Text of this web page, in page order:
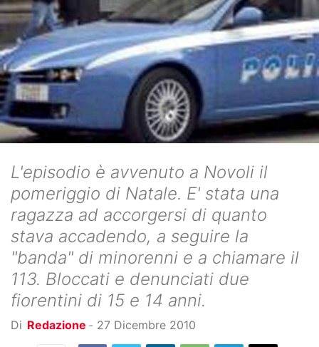
L'episodio è avvenuto a Novoli il
pomeriggio di Natale. E' stata una
ragazza ad accorgersi di quanto
stava accadendo, a seguire la
"banda" di minorenni e a chiamare il
113. Bloccati e denunciati due
fiorentini di 15 e 14 anni.
Di Redazione - 27 Dicembre 2010